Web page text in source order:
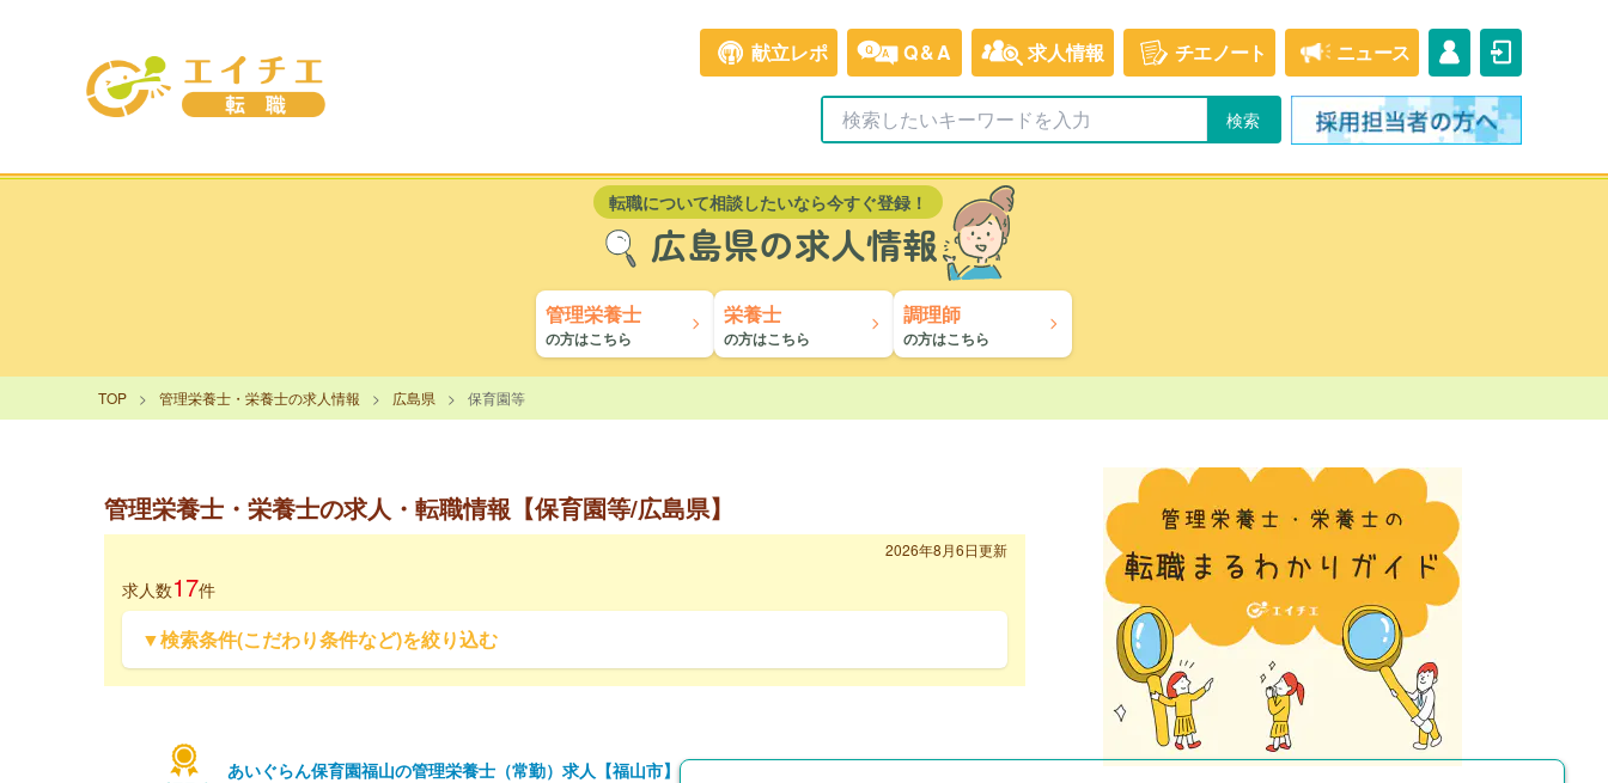
献立レポ Q&A 求人情報 チエノート ニュース
転職について相談したいなら今すぐ登録！
広島県の求人情報
管理栄養士
の方はこちら
栄養士
の方はこちら
調理師
の方はこちら
TOP 管理栄養士・栄養士の求人情報 広島県 保育園等
管理栄養士・栄養士の求人・転職情報【保育園等/広島県】
2026年8月6日更新
求人数17件
▼検索条件(こだわり条件など)を絞り込む
あいぐらん保育園福山の管理栄養士（常勤）求人【福山市】